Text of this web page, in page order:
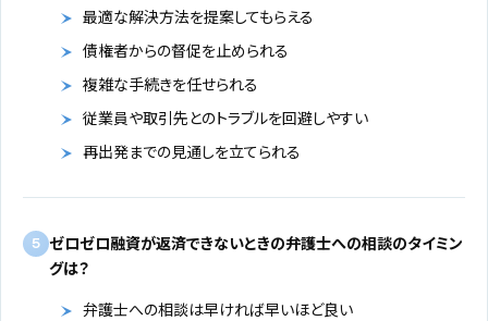
最適な解決方法を提案してもらえる
債権者からの督促を止められる
複雑な手続きを任せられる
従業員や取引先とのトラブルを回避しやすい
再出発までの見通しを立てられる
5 ゼロゼロ融資が返済できないときの弁護士への相談のタイミン
グは？
弁護士への相談は早ければ早いほど良い